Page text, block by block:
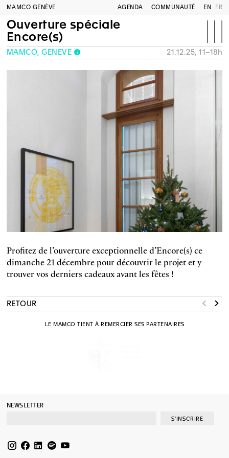
MAMCO GENÈVE AGENDA COMMUNAUTÉ EN FR
Ouverture spéciale
Encore(s)
MAMCO, GENÈVE 21.12.25, 11–18h
Profitez de l’ouverture exceptionnelle d’Encore(s) ce
dimanche 21 décembre pour découvrir le projet et y
trouver vos derniers cadeaux avant les fêtes !
RETOUR
LE MAMCO TIENT À REMERCIER SES PARTENAIRES
NEWSLETTER
S'INSCRIRE